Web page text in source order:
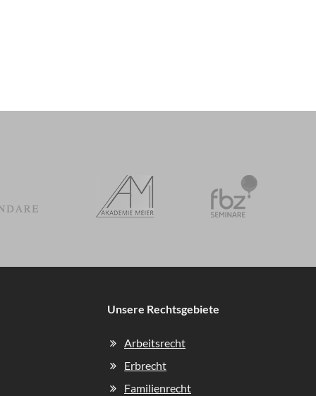
Unsere Rechtsgebiete
Navigation
überspringen
Arbeitsrecht
Erbrecht
Familienrecht